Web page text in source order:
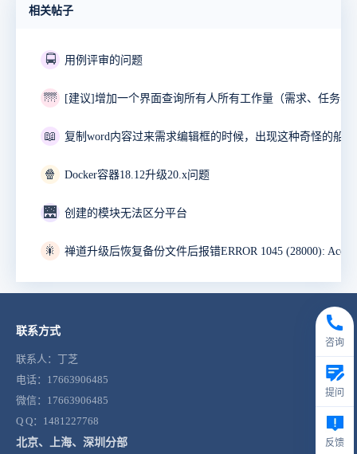
相关帖子
🚍 用例评审的问题
🌁
📖
🍿 Docker容器18.12升级20.x问题
🌉 创建的模块无法区分平台
🎇
联系方式
联系人：丁芝
电话：17663906485
微信：17663906485
Q Q：1481227768
北京、上海、深圳分部
咨询
提问
反馈